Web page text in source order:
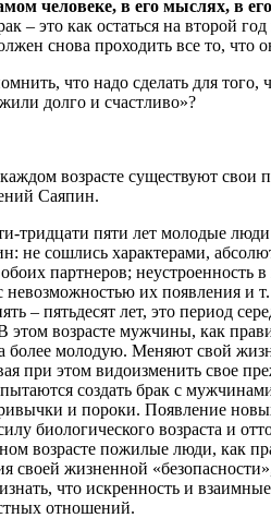
человеке, в его мыслях, в его
– это как остаться на второй год
снова проходить все то, что
, что надо сделать для того,
жили долго и счастливо»?
каждом возрасте существуют свои
Саяпин.
тридцати пяти лет молодые люди
: не сошлись характерами,
обоих партнеров; неустроенность в
невозможностью их появления и
– пятьдесят лет, это период
этом возрасте мужчины, как
более молодую. Меняют свой
при этом видоизменить свое
пытаются создать брак с
и пороки. Появление
биологического возраста и
возрасте пожилые люди, как
своей жизненной «безопасности
, что искренность и взаимные
отношений.